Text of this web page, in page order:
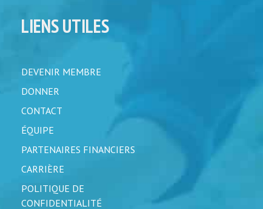
LIENS UTILES
DEVENIR MEMBRE
DONNER
CONTACT
ÉQUIPE
PARTENAIRES FINANCIERS
CARRIÈRE
POLITIQUE DE
CONFIDENTIALITÉ